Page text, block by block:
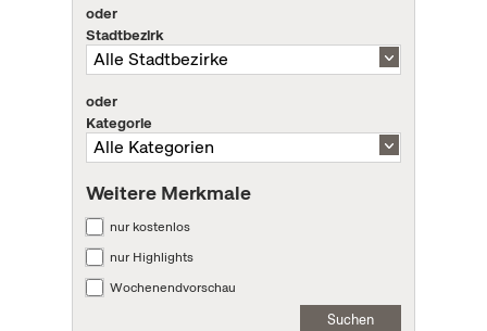
oder
Stadtbezirk
oder
Kategorie
Weitere Merkmale
nur kostenlos
nur Highlights
Wochenendvorschau
Suchen